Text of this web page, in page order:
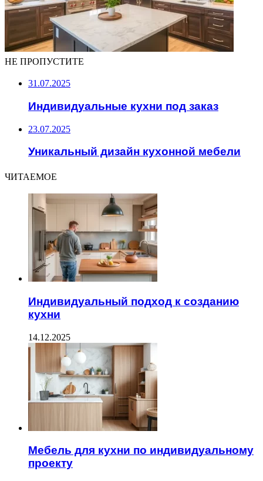
НЕ ПРОПУСТИТЕ
31.07.2025
Индивидуальные кухни под заказ
23.07.2025
Уникальный дизайн кухонной мебели
ЧИТАЕМОЕ
Индивидуальный подход к созданию
кухни
14.12.2025
Мебель для кухни по индивидуальному
проекту